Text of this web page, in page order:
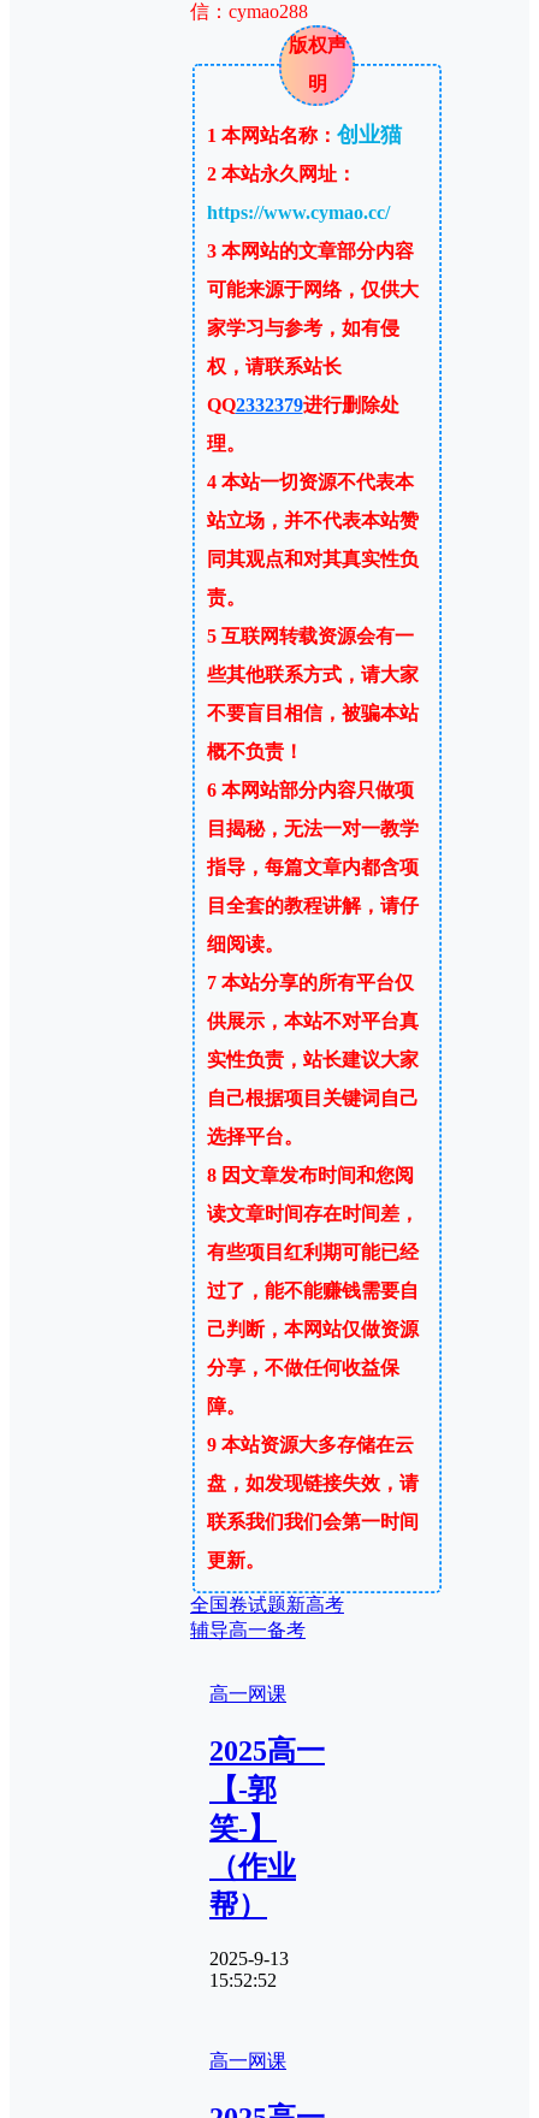
信：cymao288
版权声
明
1 本网站名称： 创业猫
2本站永久网址：
https://www.cymao.cc/
3本网站的文章部分内容
可能来源于网络，仅供大
家学习与参考，如有侵
权，请联系站长
QQ2332379进行删除处
理。
4本站一切资源不代表本
站立场，并不代表本站赞
同其观点和对其真实性负
责。
5互联网转载资源会有一
些其他联系方式，请大家
不要盲目相信，被骗本站
概不负责！
6本网站部分内容只做项
目揭秘，无法一对一教学
指导，每篇文章内都含项
目全套的教程讲解，请仔
细阅读。
7本站分享的所有平台仅
供展示，本站不对平台真
实性负责，站长建议大家
自己根据项目关键词自己
选择平台。
8因文章发布时间和您阅
读文章时间存在时间差，
有些项目红利期可能已经
过了，能不能赚钱需要自
己判断，本网站仅做资源
分享，不做任何收益保
障。
9本站资源大多存储在云
盘，如发现链接失效，请
联系我们我们会第一时间
更新。
全国卷试题新高考
辅导高一备考
高一网课
2025高一
【-郭
笑-】
（作业
帮）
2025-9-13
15:52:52
高一网课